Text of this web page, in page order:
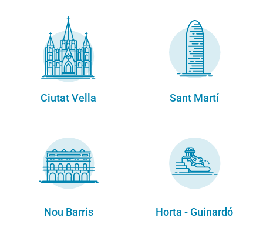
Ciutat Vella Sant Martí
Nou Barris Horta - Guinardó